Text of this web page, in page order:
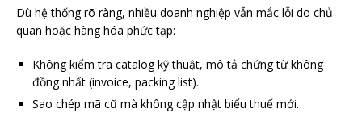
Dù hệ thống rõ ràng, nhiều doanh nghiệp vẫn mắc lỗi do chủ
quan hoặc hàng hóa phức tạp:
Không kiểm tra catalog kỹ thuật, mô tả chứng từ không
đồng nhất (invoice, packing list).
Sao chép mã cũ mà không cập nhật biểu thuế mới.